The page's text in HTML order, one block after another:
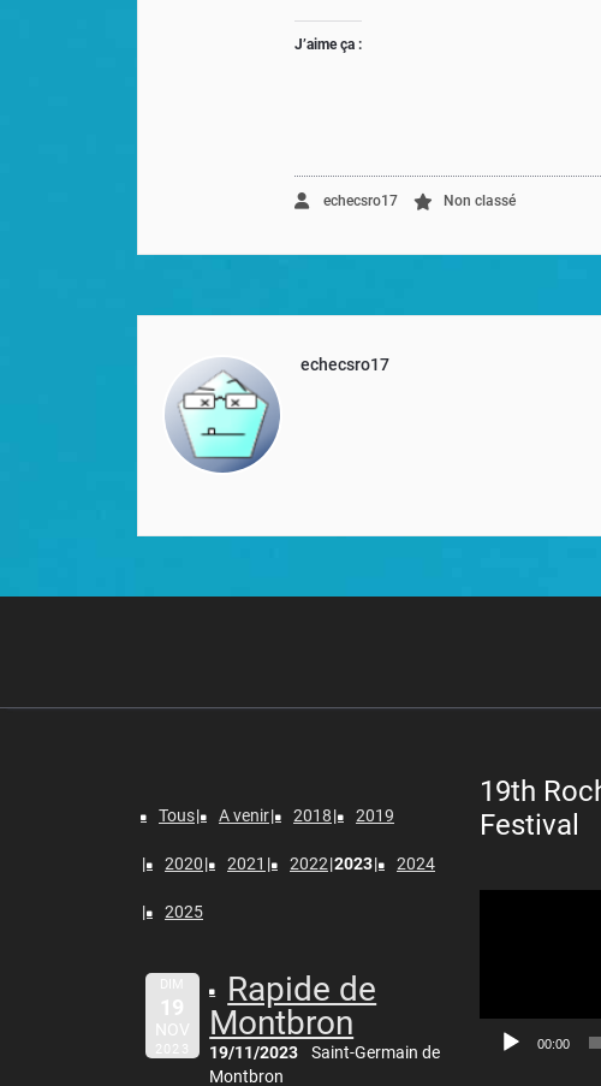
J’aime ça :
echecsro17 Non classé
echecsro17
Tous A venir 2018 2019
2020 2021 2022 2023 2024
2025
DIM
19
NOV
2023
Rapide de
Montbron
19/11/2023
Saint-Germain de
Montbron
19th
Festival
00:00